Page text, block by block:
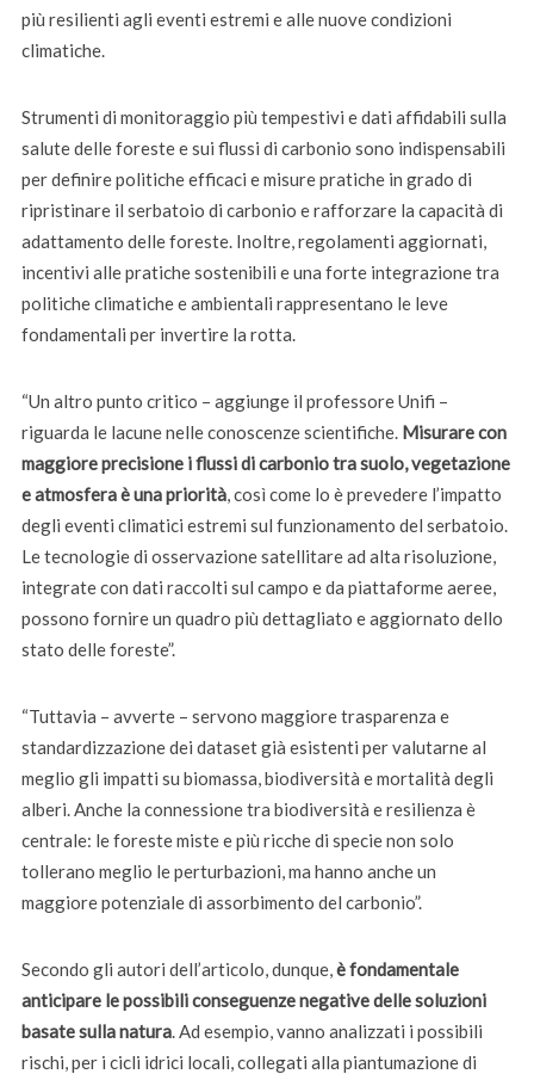
più resilienti agli eventi estremi e alle nuove condizioni
climatiche.
Strumenti di monitoraggio più tempestivi e dati affidabili sulla
salute delle foreste e sui flussi di carbonio sono indispensabili
per definire politiche efficaci e misure pratiche in grado di
ripristinare il serbatoio di carbonio e rafforzare la capacità di
adattamento delle foreste. Inoltre, regolamenti aggiornati,
incentivi alle pratiche sostenibili e una forte integrazione tra
politiche climatiche e ambientali rappresentano le leve
fondamentali per invertire la rotta.
“Un altro punto critico – aggiunge il professore Unifi –
riguarda le lacune nelle conoscenze scientifiche. Misurare con
maggiore precisione i flussi di carbonio tra suolo, vegetazione
e atmosfera è una priorità, così come lo è prevedere l’impatto
degli eventi climatici estremi sul funzionamento del serbatoio.
Le tecnologie di osservazione satellitare ad alta risoluzione,
integrate con dati raccolti sul campo e da piattaforme aeree,
possono fornire un quadro più dettagliato e aggiornato dello
stato delle foreste”.
“Tuttavia – avverte – servono maggiore trasparenza e
standardizzazione dei dataset già esistenti per valutarne al
meglio gli impatti su biomassa, biodiversità e mortalità degli
alberi. Anche la connessione tra biodiversità e resilienza è
centrale: le foreste miste e più ricche di specie non solo
tollerano meglio le perturbazioni, ma hanno anche un
maggiore potenziale di assorbimento del carbonio”.
Secondo gli autori dell’articolo, dunque,è fondamentale
anticipare le possibili conseguenze negative delle soluzioni
basate sulla natura. Ad esempio, vanno analizzati i possibili
rischi, per i cicli idrici locali, collegati alla piantumazione di